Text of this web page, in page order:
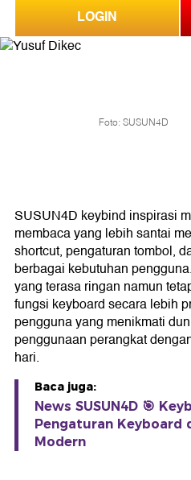
LOGIN
Foto: SUSUN4D
SUSUN4D keybind inspirasi
membaca yang lebih santai
shortcut, pengaturan tombol,
berbagai kebutuhan
yang terasa ringan namun
fungsi keyboard secara lebih
pengguna yang menikmati
penggunaan perangkat
hari.
Baca juga:
News SUSUN4D 🎯
Pengaturan Keyboard
Modern